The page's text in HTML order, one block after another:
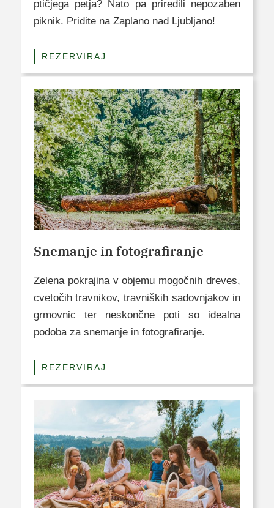
ptičjega petja? Nato pa priredili nepozaben
piknik. Pridite na Zaplano nad Ljubljano!
REZERVIRAJ
Snemanje in fotografiranje
Zelena pokrajina v objemu mogočnih dreves,
cvetočih travnikov, travniških sadovnjakov in
grmovnic ter neskončne poti so idealna
podoba za snemanje in fotografiranje.
REZERVIRAJ